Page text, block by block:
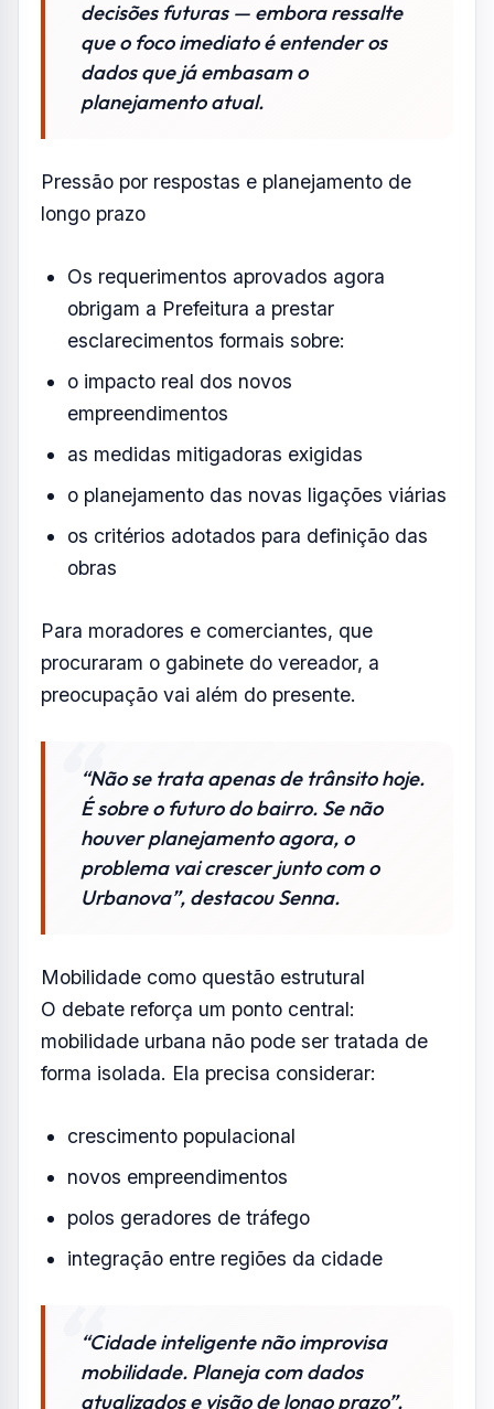
decisões futuras — embora ressalte
que o foco imediato é entender os
dados que já embasam o
planejamento atual.
Pressão por respostas e planejamento de
longo prazo
Os requerimentos aprovados agora
obrigam a Prefeitura a prestar
esclarecimentos formais sobre:
o impacto real dos novos
empreendimentos
as medidas mitigadoras exigidas
o planejamento das novas ligações viárias
os critérios adotados para definição das
obras
Para moradores e comerciantes, que
procuraram o gabinete do vereador, a
preocupação vai além do presente.
“Não se trata apenas de trânsito hoje.
É sobre o futuro do bairro. Se não
houver planejamento agora, o
problema vai crescer junto com o
Urbanova”, destacou Senna.
Mobilidade como questão estrutural
O debate reforça um ponto central:
mobilidade urbana não pode ser tratada de
forma isolada. Ela precisa considerar:
crescimento populacional
novos empreendimentos
polos geradores de tráfego
integração entre regiões da cidade
“Cidade inteligente não improvisa
mobilidade. Planeja com dados
atualizados e visão de longo prazo”,